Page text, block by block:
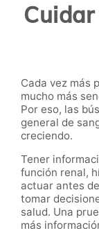
Cada vez más
mucho más
Por eso, las
general de
creciendo.
Tener
función renal,
actuar antes
tomar
salud. Una
más